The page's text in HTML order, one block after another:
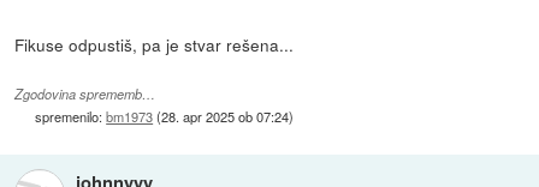
Fikuse odpustiš, pa je stvar rešena...
Zgodovina sprememb…
spremenilo:bm1973(28. apr 2025 ob 07:24)